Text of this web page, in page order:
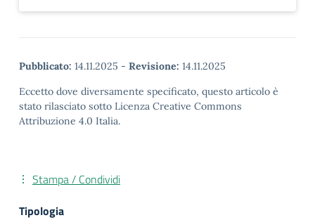
Pubblicato: 14.11.2025 - Revisione: 14.11.2025
Eccetto dove diversamente specificato, questo articolo è
stato rilasciato sotto Licenza Creative Commons
Attribuzione 4.0 Italia.
Stampa / Condividi
Tipologia